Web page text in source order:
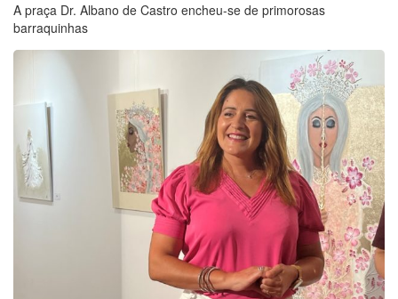
A praça Dr. Albano de Castro encheu-se de primorosas
barraquinhas